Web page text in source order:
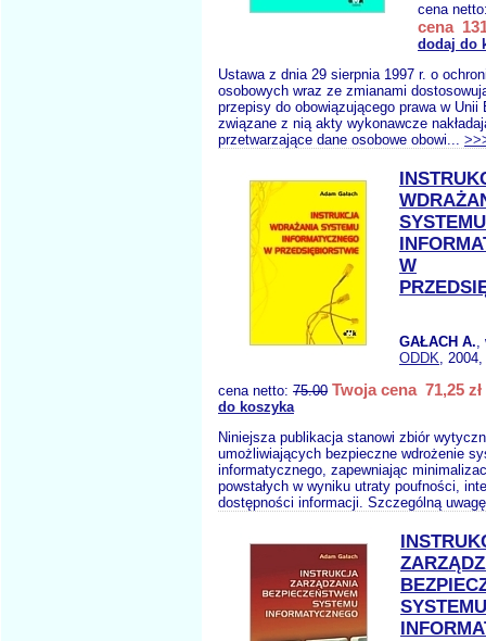
cena
cena
dodaj do
Ustawa z dnia 29 sierpnia 1997 r. o
osobowych wraz ze zmianami
przepisy do obowiązującego prawa w Unii
związane z nią akty wykonawcze
przetwarzające dane osobowe obowi...
SYSTEMU
W
GAŁACH A.,
ODDK,
cena netto: 75.00 Twoja cena 71,25 zł
do koszyka
Niniejsza publikacja stanowi zbiór
umożliwiających bezpieczne wdrożenie
informatycznego, zapewniając
powstałych w wyniku utraty poufności,
dostępności informacji. Szczególną
SYSTEMU